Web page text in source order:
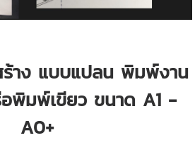
าง แบบแปลน พิมพ์งาน
พิมพ์เขียว ขนาด A1 -
A0+